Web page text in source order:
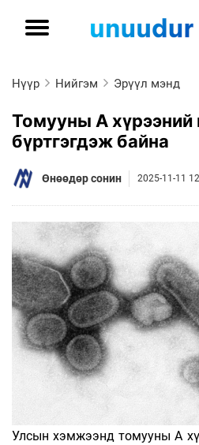
Нүүр Нийгэм Эрүүл мэнд
Томууны А хүрээний
бүртгэгдэж байна
Өнөөдөр сонин 2025-11-11
Улсын хэмжээнд томууны А